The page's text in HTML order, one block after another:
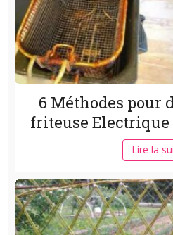
6 Méthodes pour
friteuse Electrique
Lire la